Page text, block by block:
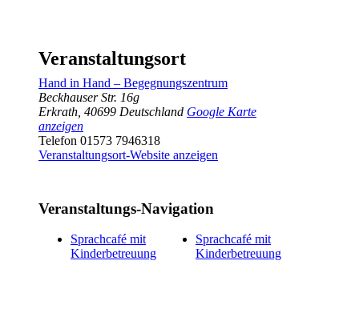
Veranstaltungsort
Hand in Hand – Begegnungszentrum
Beckhauser Str. 16g
Erkrath 40699 Deutschland Google Karte
anzeigen
Telefon 01573 7946318
Veranstaltungsort-Website anzeigen
Veranstaltungs-Navigation
Sprachcafé mit
Kinderbetreuung
Sprachcafé mit
Kinderbetreuung